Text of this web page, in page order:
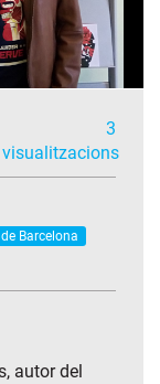
3
visualitzacions
Barcelona
autor del